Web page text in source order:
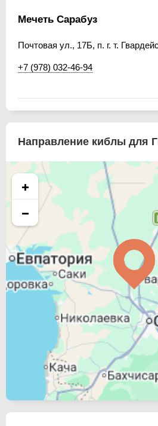
Мечеть Сарабуз
Почтовая ул., 17Б, п. г. т.
+7 (978) 032-46-94
Направление киблы для
+
−